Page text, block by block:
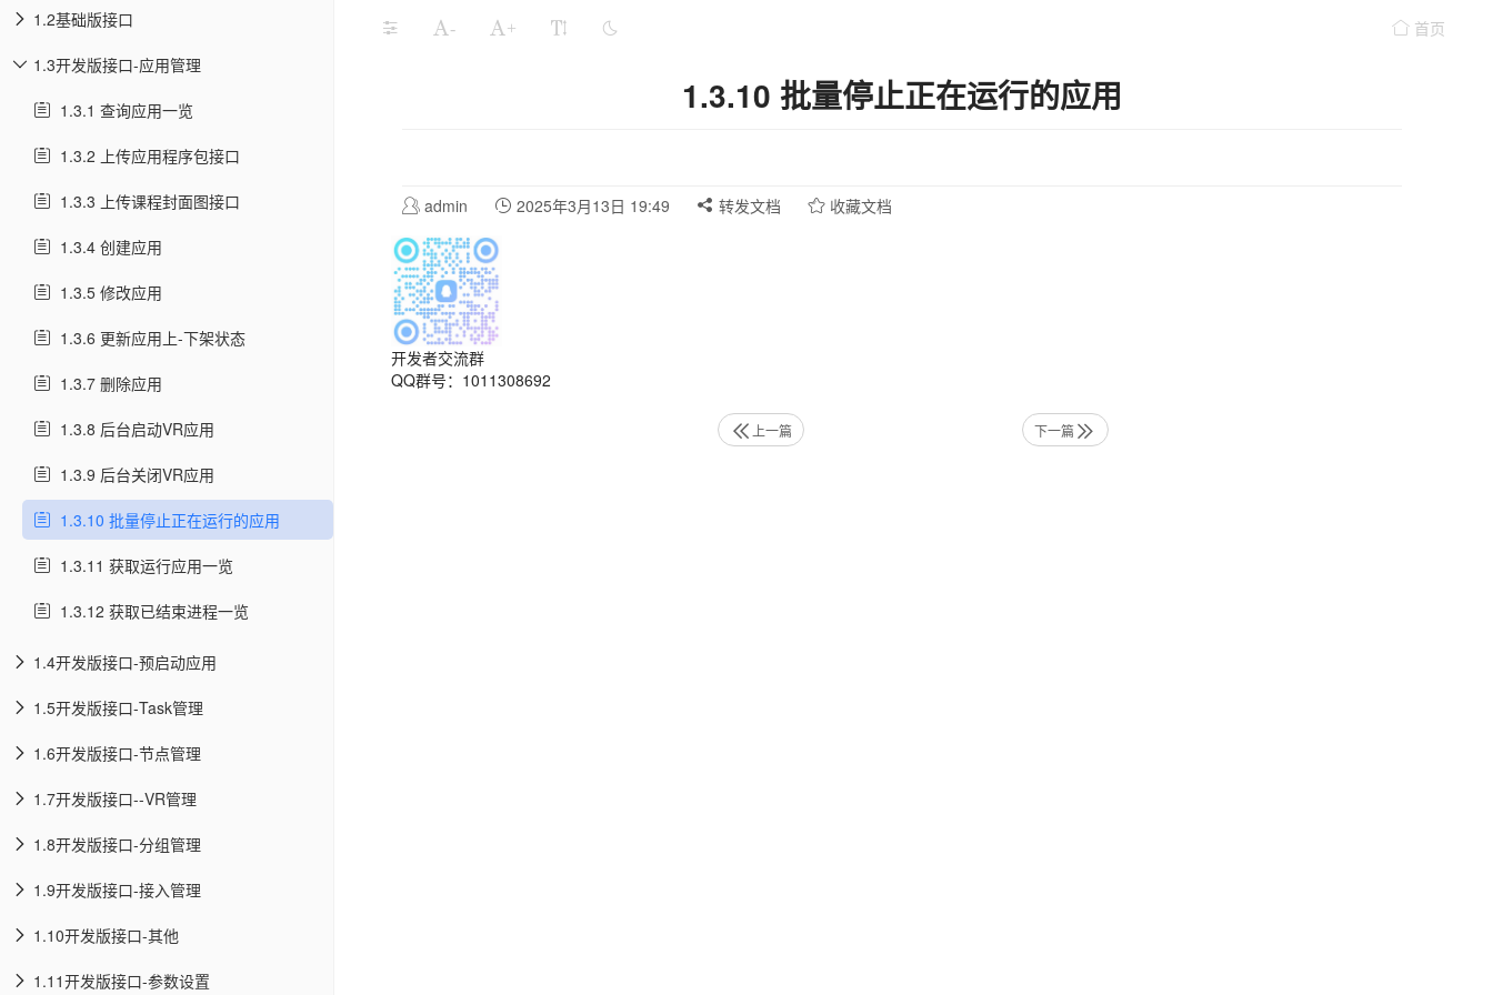
1.2基础版接口
1.3开发版接口-应用管理
1.3.1 查询应用一览
1.3.2 上传应用程序包接口
1.3.3 上传课程封面图接口
1.3.4 创建应用
1.3.5 修改应用
1.3.6 更新应用上-下架状态
1.3.7 删除应用
1.3.8 后台启动VR应用
1.3.9 后台关闭VR应用
1.3.10 批量停止正在运行的应用
1.3.11 获取运行应用一览
1.3.12 获取已结束进程一览
1.4开发版接口-预启动应用
1.5开发版接口-Task管理
1.6开发版接口-节点管理
1.7开发版接口--VR管理
1.8开发版接口-分组管理
1.9开发版接口-接入管理
1.10开发版接口-其他
1.11开发版接口-参数设置
- + 首页
1.3.10 批量停止正在运行的应用
admin 2025年3月13日 19:49 转发文档 收藏文档
开发者交流群
QQ群号：1011308692
上一篇 下一篇